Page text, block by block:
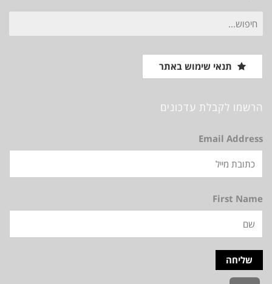
חיפוש
עבור:
תנאי שימוש באתר
הרשמו לקבלת עדכונים
Email Address
First Name